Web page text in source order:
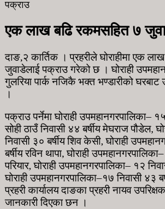
पक्राउ
एक लाख बढि रकमसहित ७
दाङ,२ कार्तिक । प्रहरीले घोराहीमा एक
जुवाडेलाई पक्राउ गरेको छ । घोराही
गुलरिया पार्क नजिकै भक्त भण्डारीको
।
पक्राउ पर्नेमा घोराही उपमहानगरपालिका–
सोही ठाउँ निवासी ४४ बर्षीय मेघराज पौडेल,
निवासी ३० बर्षीय शिव केसी, घोराही
बर्षीय रविन थापा, घोराही
परियार, घोराही उपमहानगरपालिका– १२
घोराही उपमहानगरपालिका–१७ निवासी ४३
प्रहरी कार्यालय दाङका प्रहरी नायव
जानकारी दिएका छन ।